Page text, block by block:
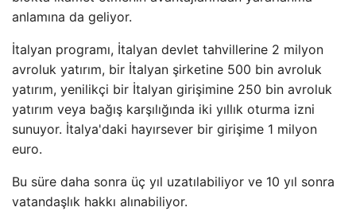
anlamına da geliyor.
İtalyan programı, İtalyan devlet tahvillerine 2 milyon
avroluk yatırım, bir İtalyan şirketine 500 bin avroluk
yatırım, yenilikçi bir İtalyan girişimine 250 bin avroluk
yatırım veya bağış karşılığında iki yıllık oturma izni
sunuyor. İtalya'daki hayırsever bir girişime 1 milyon
euro.
Bu süre daha sonra üç yıl uzatılabiliyor ve 10 yıl sonra
vatandaşlık hakkı alınabiliyor.